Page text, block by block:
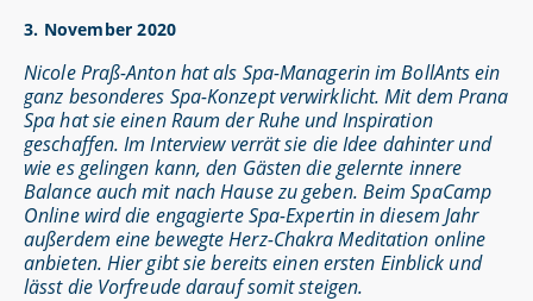
3. November 2020
Nicole Praß-Anton hat als Spa-Managerin im BollAnts ein
ganz besonderes Spa-Konzept verwirklicht. Mit dem Prana
Spa hat sie einen Raum der Ruhe und Inspiration
geschaffen. Im Interview verrät sie die Idee dahinter und
wie es gelingen kann, den Gästen die gelernte innere
Balance auch mit nach Hause zu geben. Beim SpaCamp
Online wird die engagierte Spa-Expertin in diesem Jahr
außerdem eine bewegte Herz-Chakra Meditation online
anbieten. Hier gibt sie bereits einen ersten Einblick und
lässt die Vorfreude darauf somit steigen.